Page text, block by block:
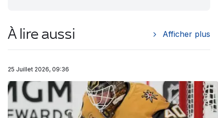
À lire aussi Afficher plus
25 Juillet 2026, 09:36